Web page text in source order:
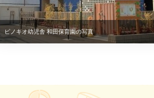
ピノキオ幼児舎 和田保育園の写真